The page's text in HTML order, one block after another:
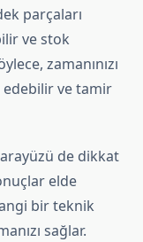
parçaları
ve stok
zamanınızı
edebilir ve tamir
de dikkat
elde
bir teknik
sağlar.